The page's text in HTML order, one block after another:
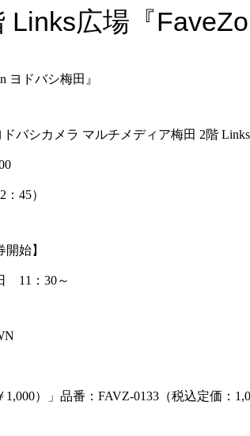
Links広場『
ヨドバシ梅田』
ドバシカメラ マルチメディア梅田 2階
：45）
開始】
11：30～
1,000）」品番：FAVZ-0133（税込定価：